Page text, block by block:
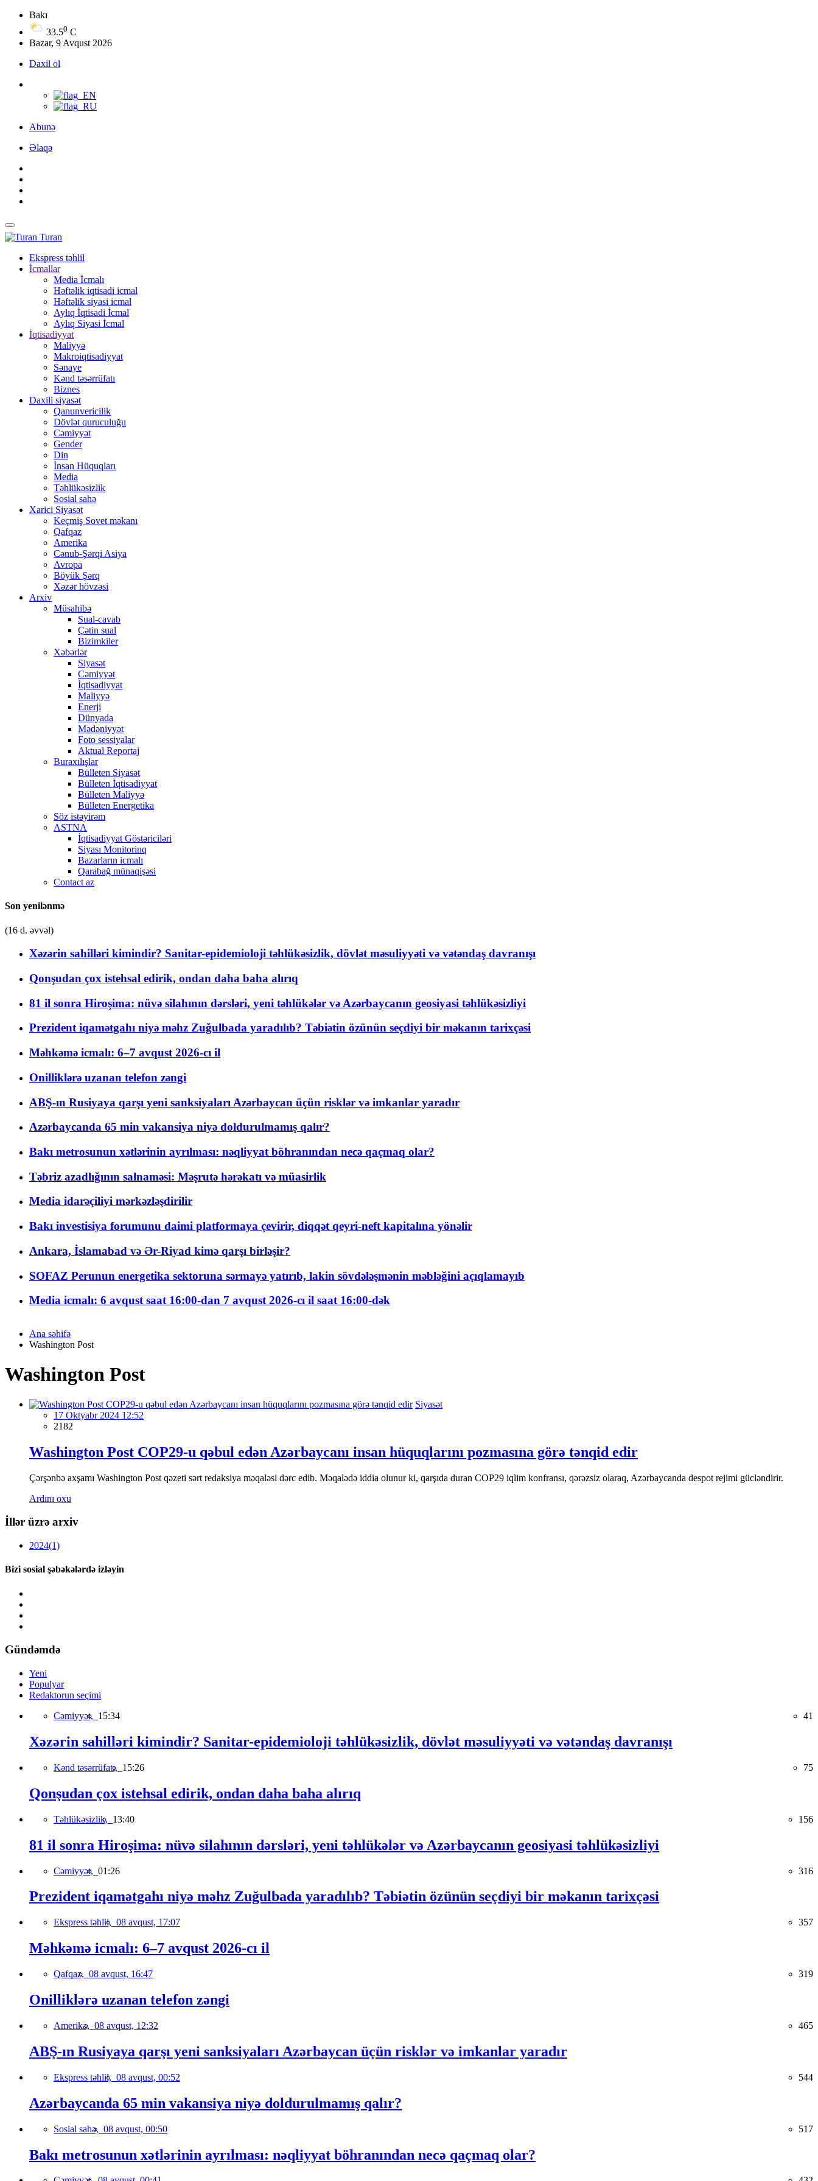
Bakı
33.50 C
Bazar, 9 Avqust 2026
Daxil ol
Abunə
Əlaqə
Turan
Ekspress təhlil
İcmallar
Media İcmalı
Həftəlik iqtisadi icmal
Həftəlik siyasi icmal
Aylıq İqtisadi İcmal
Aylıq Siyasi İcmal
İqtisadiyyat
Maliyyə
Makroiqtisadiyyat
Sənaye
Kənd təsərrüfatı
Biznes
Daxili siyasət
Qanunvericilik
Dövlət quruculuğu
Cəmiyyət
Gender
Din
İnsan Hüquqları
Media
Təhlükəsizlik
Sosial sahə
Xarici Siyasət
Keçmiş Sovet məkanı
Qafqaz
Amerika
Cənub-Şərqi Asiya
Avropa
Böyük Şərq
Xəzər hövzəsi
Arxiv
Müsahibə
Sual-cavab
Çətin sual
Bizimkiler
Xəbərlər
Siyasət
Cəmiyyət
İqtisadiyyat
Maliyyə
Enerji
Dünyada
Mədəniyyət
Foto sessiyalar
Aktual Reportaj
Buraxılışlar
Bülleten Siyasət
Bülleten İqtisadiyyat
Bülleten Maliyyə
Bülleten Energetika
Söz istəyirəm
ASTNA
İqtisadiyyat Göstəriciləri
Siyası Monitorinq
Bazarların icmalı
Qarabağ münaqişəsi
Contact az
Son yenilənmə
(16 d. əvvəl)
Xəzərin sahilləri kimindir? Sanitar-epidemioloji təhlükəsizlik, dövlət məsuliyyəti və vətəndaş davranışı
Qonşudan çox istehsal edirik, ondan daha baha alırıq
81 il sonra Hiroşima: nüvə silahının dərsləri, yeni təhlükələr və Azərbaycanın geosiyasi təhlükəsizliyi
Prezident iqamətgahı niyə məhz Zuğulbada yaradılıb? Təbiətin özünün seçdiyi bir məkanın tarixçəsi
Məhkəmə icmalı: 6–7 avqust 2026-cı il
Onilliklərə uzanan telefon zəngi
ABŞ-ın Rusiyaya qarşı yeni sanksiyaları Azərbaycan üçün risklər və imkanlar yaradır
Azərbaycanda 65 min vakansiya niyə doldurulmamış qalır?
Bakı metrosunun xətlərinin ayrılması: nəqliyyat böhranından necə qaçmaq olar?
Təbriz azadlığının salnaməsi: Məşrutə hərəkatı və müasirlik
Media idarəçiliyi mərkəzləşdirilir
Bakı investisiya forumunu daimi platformaya çevirir, diqqət qeyri-neft kapitalına yönəlir
Ankara, İslamabad və Ər-Riyad kimə qarşı birləşir?
SOFAZ Perunun energetika sektoruna sərmayə yatırıb, lakin sövdələşmənin məbləğini açıqlamayıb
Media icmalı: 6 avqust saat 16:00-dan 7 avqust 2026-cı il saat 16:00-dək
Ana səhifə
Washington Post
Washington Post
Siyasət
17 Oktyabr 2024 12:52
2182
Washington Post COP29-u qəbul edən Azərbaycanı insan hüquqlarını pozmasına görə tənqid edir
Çərşənbə axşamı Washington Post qəzeti sərt redaksiya məqaləsi dərc edib. Məqalədə iddia olunur ki, qarşıda duran COP29 iqlim konfransı, qərəzsiz olaraq, Azərbaycanda despot rejimi gücləndirir.
Ardını oxu
İllər üzrə arxiv
2024(1)
Bizi sosial şəbəkələrdə izləyin
Gündəmdə
Yeni
Populyar
Redaktorun seçimi
Cəmiyyət, 15:34 41
Xəzərin sahilləri kimindir? Sanitar-epidemioloji təhlükəsizlik, dövlət məsuliyyəti və vətəndaş davranışı
Kənd təsərrüfatı, 15:26 75
Qonşudan çox istehsal edirik, ondan daha baha alırıq
Təhlükəsizlik, 13:40 156
81 il sonra Hiroşima: nüvə silahının dərsləri, yeni təhlükələr və Azərbaycanın geosiyasi təhlükəsizliyi
Cəmiyyət, 01:26 316
Prezident iqamətgahı niyə məhz Zuğulbada yaradılıb? Təbiətin özünün seçdiyi bir məkanın tarixçəsi
Ekspress təhlil, 08 avqust, 17:07 357
Məhkəmə icmalı: 6–7 avqust 2026-cı il
Qafqaz, 08 avqust, 16:47 319
Onilliklərə uzanan telefon zəngi
Amerika, 08 avqust, 12:32 465
ABŞ-ın Rusiyaya qarşı yeni sanksiyaları Azərbaycan üçün risklər və imkanlar yaradır
Ekspress təhlil, 08 avqust, 00:52 544
Azərbaycanda 65 min vakansiya niyə doldurulmamış qalır?
Sosial sahə, 08 avqust, 00:50 517
Bakı metrosunun xətlərinin ayrılması: nəqliyyat böhranından necə qaçmaq olar?